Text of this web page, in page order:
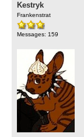
Kestryk
Frankenstrat
Messages: 159